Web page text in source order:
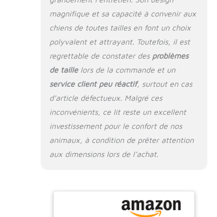
offre suffisamment
de soutien au corps
du chien, lui
permettant de
dormir et de se
détendre
Design élégant : le
matériau classique
en velours côtelé
s'adapte à tout
design d'intérieur et
ajoute une touche
élégante à votre
housses sont faciles
à nettoyer, vous
permettant ainsi de
magnifique et sa capacité à convenir aux
chiens de toutes tailles en font un choix
polyvalent et attrayant. Toutefois, il est
regrettable de constater des problèmes
de taillelors de la commande et un
service client peu réactif, surtout en cas
d’article défectueux. Malgré ces
inconvénients, ce lit reste un excellent
investissement pour le confort de nos
animaux, à condition de prêter attention
aux dimensions lors de l’achat.